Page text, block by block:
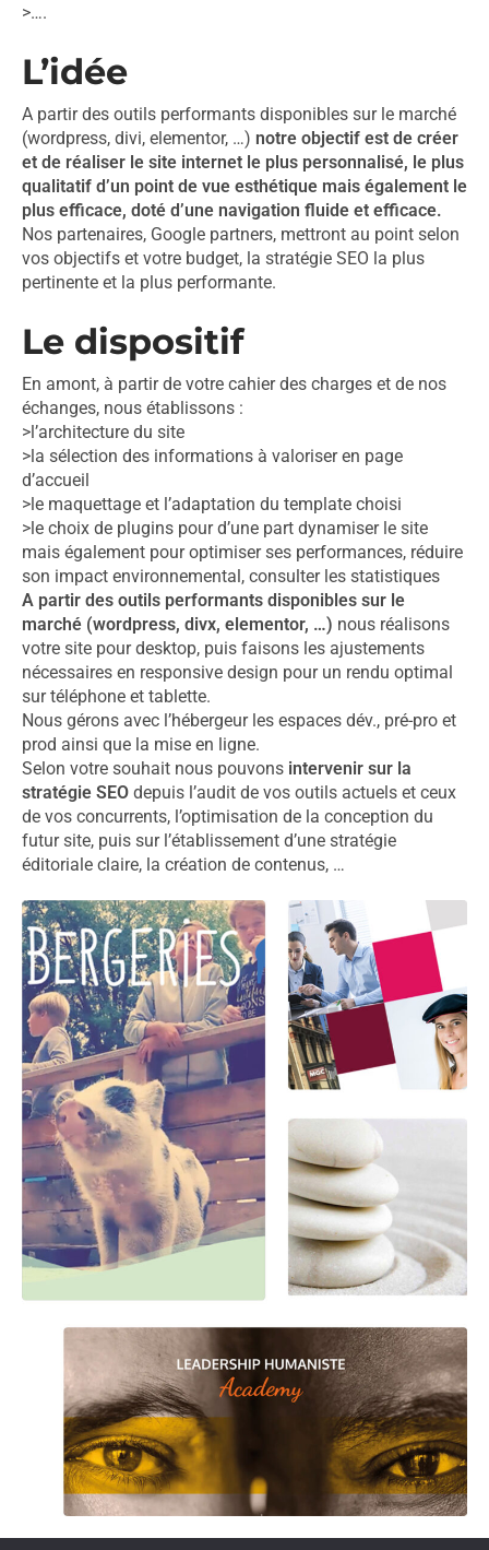
>….
L’idée
A partir des outils performants disponibles sur le marché
(wordpress, divi, elementor, …) notre objectif est de créer
et de réaliser le site internet le plus personnalisé, le plus
qualitatif d’un point de vue esthétique mais également le
plus efficace, doté d’une navigation fluide et efficace.
Nos partenaires, Google partners, mettront au point selon
vos objectifs et votre budget, la stratégie SEO la plus
pertinente et la plus performante.
Le dispositif
En amont, à partir de votre cahier des charges et de nos
échanges, nous établissons :
>l’architecture du site
>la sélection des informations à valoriser en page
d’accueil
>le maquettage et l’adaptation du template choisi
>le choix de plugins pour d’une part dynamiser le site
mais également pour optimiser ses performances, réduire
son impact environnemental, consulter les statistiques
A partir des outils performants disponibles sur le
marché (wordpress, divx, elementor, …) nous réalisons
votre site pour desktop, puis faisons les ajustements
nécessaires en responsive design pour un rendu optimal
sur téléphone et tablette.
Nous gérons avec l’hébergeur les espaces dév., pré-pro et
prod ainsi que la mise en ligne.
Selon votre souhait nous pouvons intervenir sur la
stratégie SEO depuis l’audit de vos outils actuels et ceux
de vos concurrents, l’optimisation de la conception du
futur site, puis sur l’établissement d’une stratégie
éditoriale claire, la création de contenus, …